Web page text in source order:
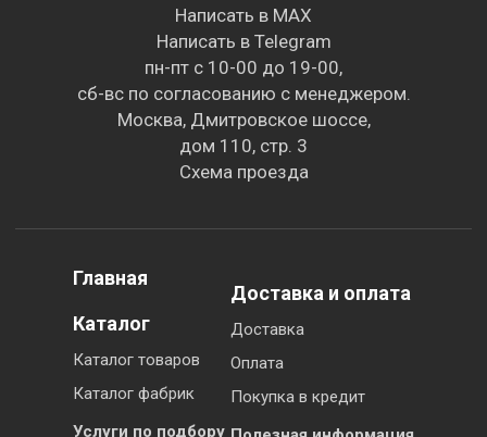
Написать в MAX
Написать в Telegram
пн-пт с 10-00 до 19-00,
сб-вс по согласованию с менеджером.
Москва, Дмитровское шоссе,
дом 110, стр. 3
Схема проезда
Главная
Каталог
Каталог товаров
Каталог фабрик
Услуги по подбору
Доставка и оплата
Доставка
Оплата
Покупка в кредит